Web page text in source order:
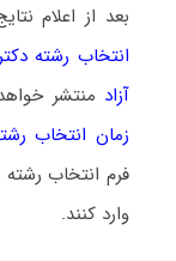
بعد از اعلام
انتخاب رشته
آزاد منتشر
زمان انتخاب
فرم انتخاب
وارد کنند.